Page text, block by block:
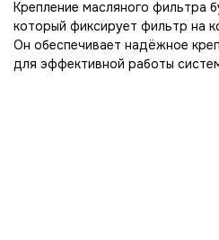
Крепление масляного фильтра
который фиксирует фильтр на
Он обеспечивает надёжное
для эффективной работы